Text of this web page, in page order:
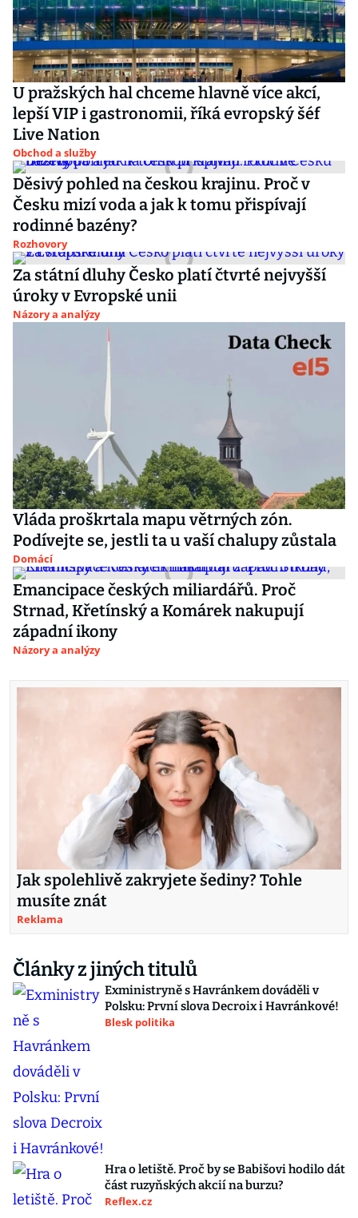
U pražských hal chceme hlavně více akcí,
lepší VIP i gastronomii, říká evropský šéf
Live Nation
Obchod a služby
Děsivý pohled na českou krajinu. Proč v
Česku mizí voda a jak k tomu přispívají
rodinné bazény?
Rozhovory
Za státní dluhy Česko platí čtvrté nejvyšší
úroky v Evropské unii
Názory a analýzy
Vláda proškrtala mapu větrných zón.
Podívejte se, jestli ta u vaší chalupy zůstala
Domácí
Emancipace českých miliardářů. Proč
Strnad, Křetínský a Komárek nakupují
západní ikony
Názory a analýzy
Jak spolehlivě zakryjete šediny? Tohle
musíte znát
Reklama
Články z jiných titulů
Exministryně s Havránkem dováděli v
Polsku: První slova Decroix i Havránkové!
Blesk politika
Hra o letiště. Proč by se Babišovi hodilo dát
část ruzyňských akcií na burzu?
Reflex.cz